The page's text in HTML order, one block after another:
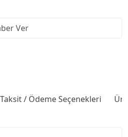
Ver
Taksit / Ödeme Seçenekleri